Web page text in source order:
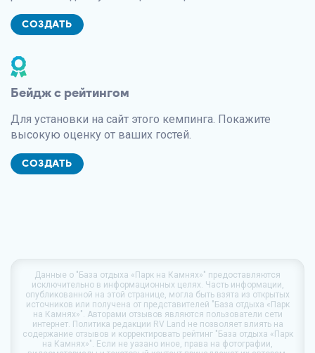
СОЗДАТЬ
Бейдж с рейтингом
Для установки на сайт этого кемпинга. Покажите
высокую оценку от ваших гостей.
СОЗДАТЬ
Данные о "База отдыха «Парк на Камнях»" предоставляются
исключительно в информационных целях. Часть информации,
опубликованной на этой странице, могла быть взята из открытых
источников или получена от представителей "База отдыха «Парк
на Камнях»". Авторами отзывов являются пользователи сети
интернет. Политика редакции RV Land не позволяет влиять на
содержание отзывов и корректировать рейтинг "База отдыха «Парк
на Камнях»". Если не уазано иное, права на фотографии,